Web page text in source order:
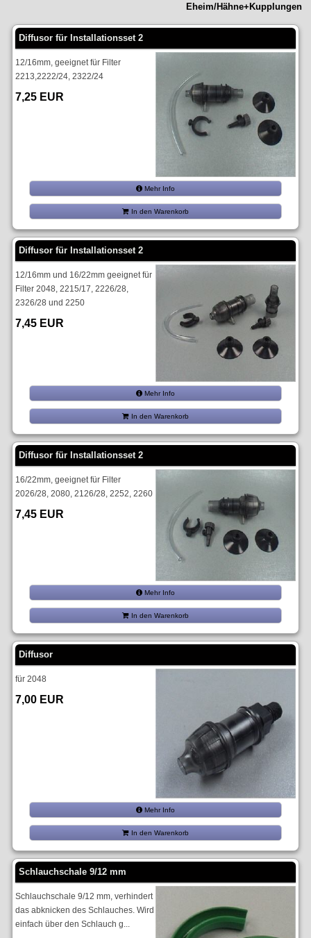
Eheim/Hähne+Kupplungen
Diffusor für Installationsset 2
12/16mm, geeignet für Filter
2213,2222/24, 2322/24
7,25 EUR
Mehr Info
In den Warenkorb
Diffusor für Installationsset 2
12/16mm und 16/22mm geeignet für
Filter 2048, 2215/17, 2226/28,
2326/28 und 2250
7,45 EUR
Mehr Info
In den Warenkorb
Diffusor für Installationsset 2
16/22mm, geeignet für Filter
2026/28, 2080, 2126/28, 2252, 2260
7,45 EUR
Mehr Info
In den Warenkorb
Diffusor
für 2048
7,00 EUR
Mehr Info
In den Warenkorb
Schlauchschale 9/12 mm
Schlauchschale 9/12 mm, verhindert
das abknicken des Schlauches. Wird
einfach über den Schlauch g...